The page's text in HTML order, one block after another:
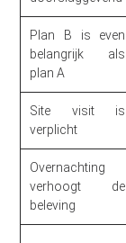
Plan B is even
belangrijk als
plan A
Site visit is
verplicht
Overnachting
verhoogt de
beleving